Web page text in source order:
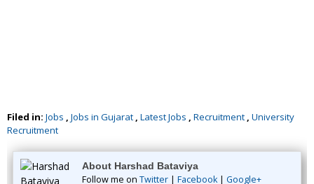
Filed in: Jobs , Jobs in Gujarat , Latest Jobs , Recruitment , University
Recruitment
About Harshad Bataviya
Follow me on Twitter | Facebook| Google+